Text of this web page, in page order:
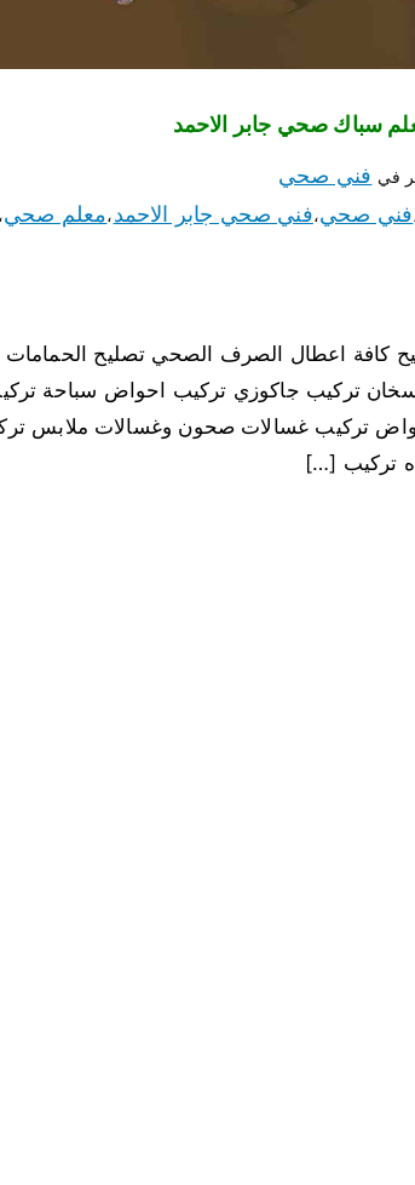
في فني صحي
فني صحي،فني صحي جابر الاحمد،معلم صحي،
كافة اعطال الصرف الصحي تصليح
تركيب جاكوزي تركيب احواض سباحة
تركيب غسالات صحون وغسالات ملابس
تركيب […]